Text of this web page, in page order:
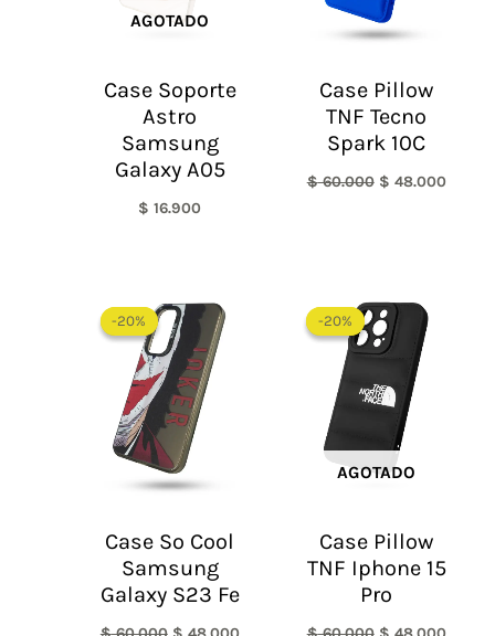
AGOTADO
Case Soporte
Astro
Samsung
Galaxy A05
$ 16.900
Case Pillow
TNF Tecno
Spark 10C
$60.000 $ 48.000
-20%
-20%
Case So Cool
Samsung
Galaxy S23 Fe
precio
original
era:
$ 60.000.
-20%
AGOTADO
-20%
Case Pillow
TNF Iphone 15
Pro
precio
original
era:
$ 60.000.